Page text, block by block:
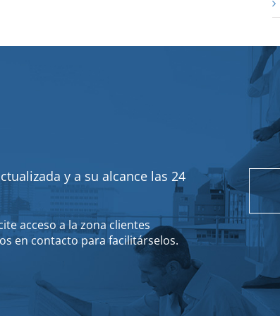
y a su alcance las 24
acceso a la zona clientes
en contacto para facilitárselos.